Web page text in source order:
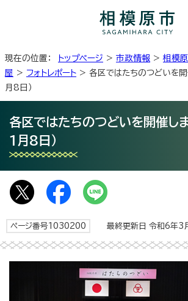
現在の位置： トップページ > 市政情報 > 相模
屋 > フォトレポート > 各区ではたちのつどいを開
月8日）
各区ではたちのつどいを開催し
1月8日）
ページ番号1030200 最終更新日 令和6年3